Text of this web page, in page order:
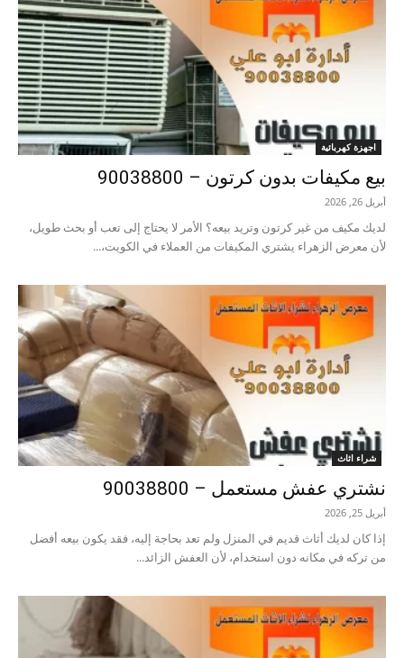
اجهزة كهربائية
بيع مكيفات بدون كرتون – 90038800
أبريل 26, 2026
لديك مكيف من غير كرتون وتريد بيعه؟ الأمر لا يحتاج إلى تعب أو بحث طويل،
لأن معرض الزهراء يشتري المكيفات من العملاء في الكويت،...
شراء اثاث
نشتري عفش مستعمل – 90038800
أبريل 25, 2026
إذا كان لديك أثاث قديم في المنزل ولم تعد بحاجة إليه، فقد يكون بيعه أفضل
من تركه في مكانه دون استخدام، لأن العفش الزائد...